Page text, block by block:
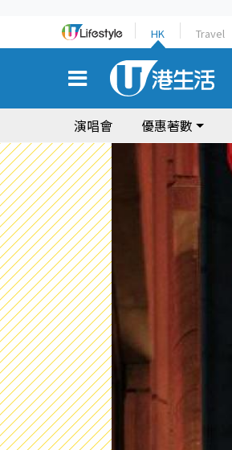
HK Travel
演唱會 優惠著數